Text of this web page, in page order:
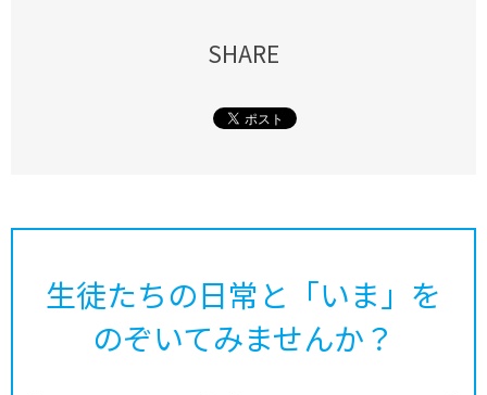
SHARE
生徒たちの日常と「いま」を
のぞいてみませんか？